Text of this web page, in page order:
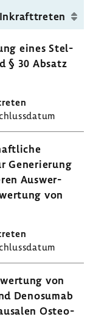
Inkraft­treten
eines Stel­
§ 30 Absatz
Gene­rie­rung
Auswer­
von
von
Deno­sumab
Osteo­